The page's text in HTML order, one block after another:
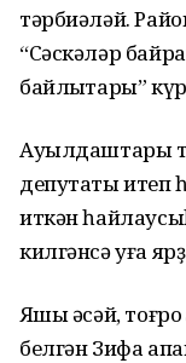
тәрбиәләй.
“Сәскәләр
байлыҡтары”
Ауылдаштары
депутаты итеп
иткән
килгәнсә уға
Яҡшы әсәй,
белгән Зифа